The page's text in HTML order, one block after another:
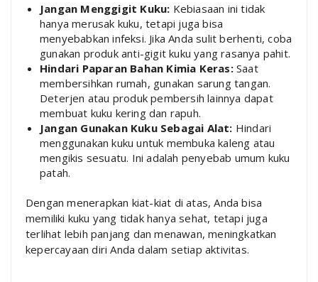
Jangan Menggigit Kuku: Kebiasaan ini tidak
hanya merusak kuku, tetapi juga bisa
menyebabkan infeksi. Jika Anda sulit berhenti, coba
gunakan produk anti-gigit kuku yang rasanya pahit.
Hindari Paparan Bahan Kimia Keras:Saat
membersihkan rumah, gunakan sarung tangan.
Deterjen atau produk pembersih lainnya dapat
membuat kuku kering dan rapuh.
Jangan Gunakan Kuku Sebagai Alat: Hindari
menggunakan kuku untuk membuka kaleng atau
mengikis sesuatu. Ini adalah penyebab umum kuku
patah.
Dengan menerapkan kiat-kiat di atas, Anda bisa
memiliki kuku yang tidak hanya sehat, tetapi juga
terlihat lebih panjang dan menawan, meningkatkan
kepercayaan diri Anda dalam setiap aktivitas.